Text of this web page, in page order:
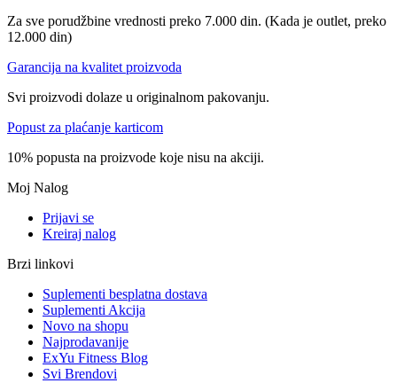
Za sve porudžbine vrednosti preko 7.000 din. (Kada je outlet, preko
12.000 din)
Garancija na kvalitet proizvoda
Svi proizvodi dolaze u originalnom pakovanju.
Popust za plaćanje karticom
10% popusta na proizvode koje nisu na akciji.
Moj Nalog
Prijavi se
Kreiraj nalog
Brzi linkovi
Suplementi besplatna dostava
Suplementi Akcija
Novo na shopu
Najprodavanije
ExYu Fitness Blog
Svi Brendovi